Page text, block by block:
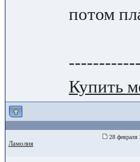
потом
Купить
Ламолия
28 февраля